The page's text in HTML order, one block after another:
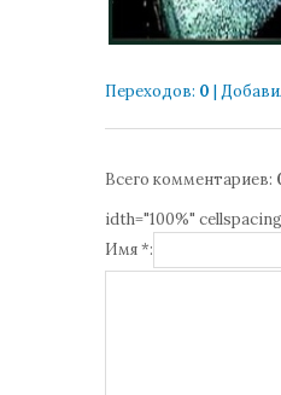
Переходов: 0 |
Всего комментариев:
idth="100%"
Имя *: